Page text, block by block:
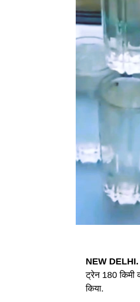
NEW DELHI.
ट्रेन 180 किमी
किया.